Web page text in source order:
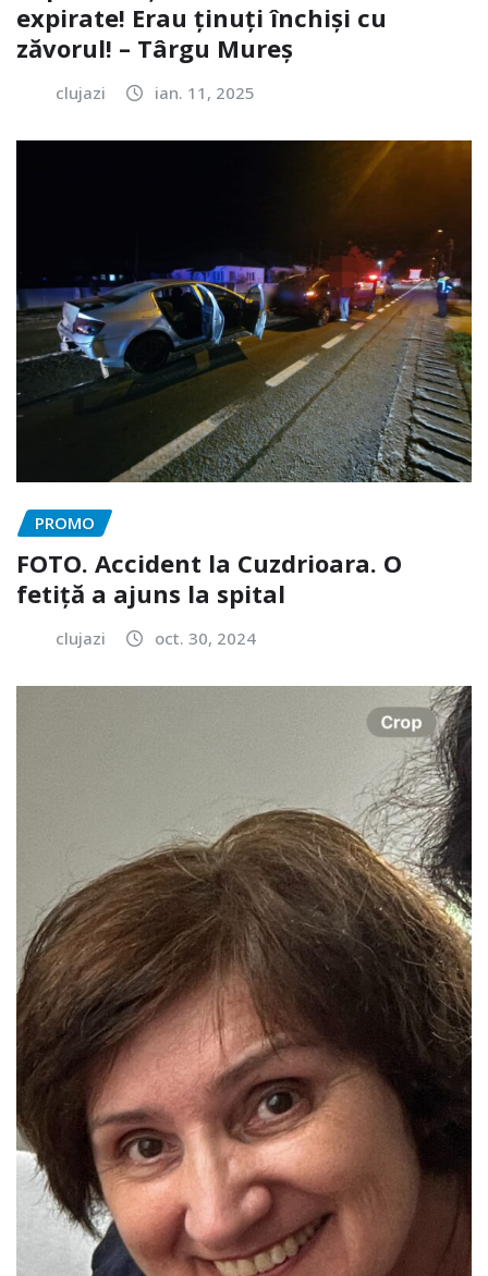
expirate! Erau ținuți închiși cu
zăvorul! – Târgu Mureș
clujazi ian. 11, 2025
PROMO
FOTO. Accident la Cuzdrioara. O
fetiță a ajuns la spital
clujazi oct. 30, 2024